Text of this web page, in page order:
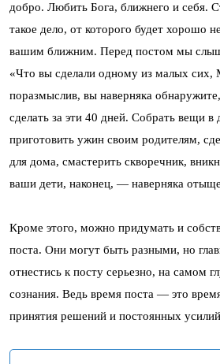
добро. Любить Бога, ближнего и себя.
такое дело, от которого будет хорошо
вашим ближним. Перед постом мы
«Что вы сделали одному из малых сих,
поразмыслив, вы наверняка
сделать за эти 40 дней. Собрать вещи в
приготовить ужин своим родителям,
для дома, смастерить скворечник,
ваши дети, наконец, — наверняка
Кроме этого, можно придумать и
поста. Они могут быть разными, но
отнестись к посту серьезно, на самом
сознания. Ведь время поста — это
принятия решений и постоянных